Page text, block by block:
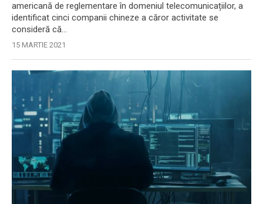
americană de reglementare în domeniul telecomunicațiilor, a
identificat cinci companii chineze a căror activitate se
consideră că...
15 MARTIE 2021